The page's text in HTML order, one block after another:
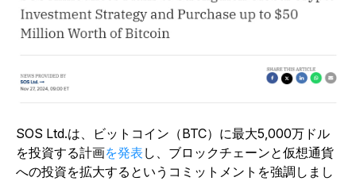
SOS Ltd.は 、ビットコイン（BTC）に最大5,000万ドル
を投資する計画を発表 し、ブロックチェーンと仮想通貨
への投資を拡大するというコミットメントを強調しまし